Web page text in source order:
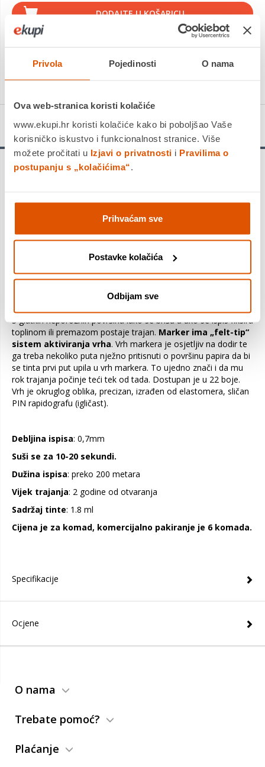
Privola Pojedinosti O nama
Ova web-stranica koristi kolačiće
www.ekupi.hr koristi kolačiće kako bi poboljšao Vaše
korisničko iskustvo i funkcionalnost stranice. Više
možete pročitati u Izjavi o privatnosti i Pravilima o
postupanju s „kolačićima“
Prihvaćam sve
Postavke kolačića
Odbijam sve
DODAJTE U KOŠARICU
Usporedite proizvod
Detalji proizvoda
Najpoznatija svjetska linija markera za hobi i slikanje. Izrazite
slijedeća boja potpuno prekriva prethodnu kompaktnim i
sjajnim ispisom. Različite boje Posca markera mogu se
miješati te tako dobijate bezbroj nijansi. Boje su kvalitetne,
žive i trajne a ispis ne probija kroz papir te su stoga ovi markeri
grafova. Pišu po svim površinama: papir, metal, drvo, plastika,
glina, keramika, porculan, vinil, staklo, tekstil,...
S glatkih neporoznih površina lako se brišu a ako se ispis fiksira
toplinom ili premazom postaje trajan. Marker ima „felt-tip“
sistem aktiviranja vrha. Vrh markera je osjetljiv na dodir te
ga treba nekoliko puta nježno pritisnuti o površinu papira da bi
se tinta prvi put upila u vrh markera. To ujedno znači i da mu
rok trajanja počinje teći tek od tada. Dostupan je u 22 boje.
Vrh je okruglog oblika, precizan, izrađen od elastomera, sličan
PIN rapidografu (igličast).
Debljina ispisa: 0,7mm
Suši se za 10-20 sekundi.
Dužina ispisa: preko 200 metara
Vijek trajanja: 2 godine od otvaranja
Sadržaj tinte: 1.8 ml
Cijena je za komad, komercijalno pakiranje je 6 komada.
Specifikacije
Ocjene
O nama
Trebate pomoć?
Plaćanje